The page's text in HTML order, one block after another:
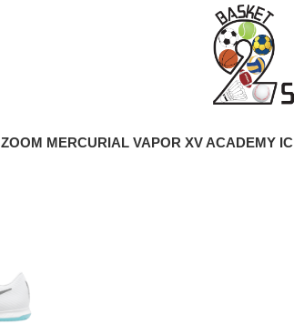
ZOOM MERCURIAL VAPOR XV ACADEMY IC